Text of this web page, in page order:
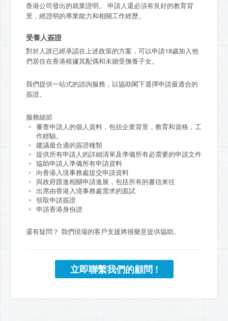
香港公司發出的就業證明。 申請人還必須有良好的教育背
景，經證明的專業能力和相關工作經歷。
受養人簽證
對於人誰已經承認在上述政策的方案，可以申請18歲加入他
們居住在香港根據其配偶和未婚受撫養子女。
我們提供一站式的諮詢服務，以協助閣下選擇申請最適合的
簽證。
服務細節
審查申請人的個人資料，包括企業背景，教育和資格，工
作經驗。
建議最合適的簽證種類
提供所有申請人的詳細清單及準備所有必需要的申請文件
協助申請人準備所有申請資料
向香港入境事務處提交申請資料
與政府跟進相關申請進展，包括所有的書信來往
出席由香港入境事務處需求的面試
領取申請簽證
申請香港身份證
還有疑問？ 我們現場的客戶支援將很樂意提供協助。
立即聯繫我們的顧問 !